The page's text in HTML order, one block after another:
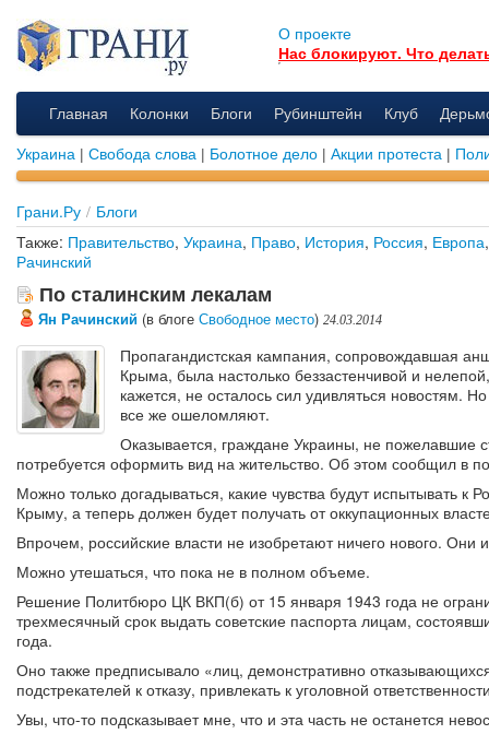
О проекте
Нас блокируют. Что
Главная Колонки Блоги Рубинштейн Клуб
Украина | Свобода слова | Болотное дело | Акции протеста |
Грани.Ру / Блоги
Также: Правительство, Украина, Право, История, Россия, Европа
Рачинский
По сталинским лекалам
Ян Рачинский (в блоге Свободное место) 24.03.2014
Пропагандистская кампания, сопровождавшая
Крыма, была настолько беззастенчивой и
кажется, не осталось сил удивляться новостям.
все же ошеломляют.
Оказывается, граждане Украины, не пожелавшие
потребуется оформить вид на жительство. Об этом сообщил в
Можно только догадываться, какие чувства будут испытывать к
Крыму, а теперь должен будет получать от оккупационных
Впрочем, российские власти не изобретают ничего нового. Они
Можно утешаться, что пока не в полном объеме.
Решение Политбюро ЦК ВКП(б) от 15 января 1943 года не
трехмесячный срок выдать советские паспорта лицам,
года.
Оно также предписывало «лиц, демонстративно
подстрекателей к отказу, привлекать к уголовной
Увы, что-то подсказывает мне, что и эта часть не останется